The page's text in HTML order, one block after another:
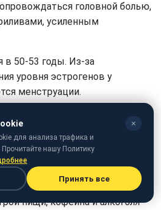
головной болью,
усиленным
в 50-53 годы. Из-за
уровня эстрогенов у
менструации.
из симптомов менопаузы
уровня гормонов,
тела. Приливы могут
течение дня и ночи, а также
пищи, кофеина и алкоголя
✕
для анализа трафика и
нашу Политику
Принять все